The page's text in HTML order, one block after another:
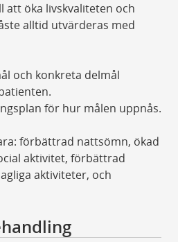
att öka livskvaliteten och
alltid utvärderas med
och konkreta delmål
för hur målen uppnås.
förbättrad nattsömn, ökad
aktivitet, förbättrad
aktiviteter, och